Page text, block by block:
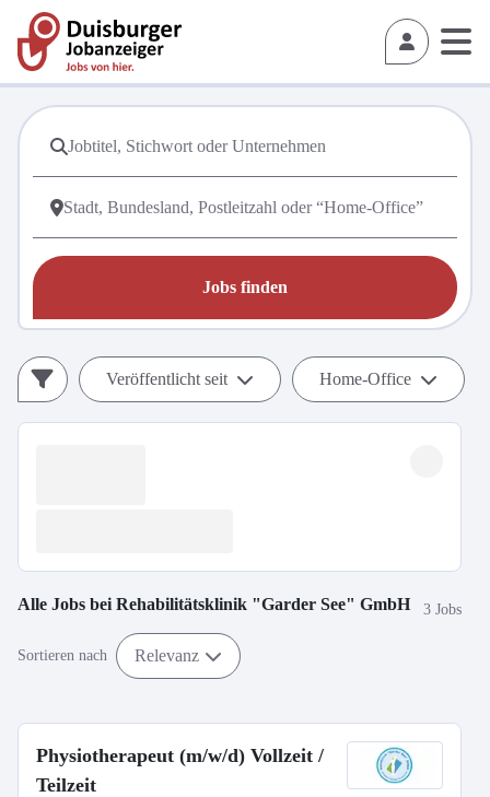
Jobs finden
Veröffentlicht seit Home-Office
Alle Jobs bei Rehabilitätsklinik "Garder See" GmbH 3 Jobs
Sortieren nach Relevanz
Physiotherapeut (m/w/d) Vollzeit /
Teilzeit